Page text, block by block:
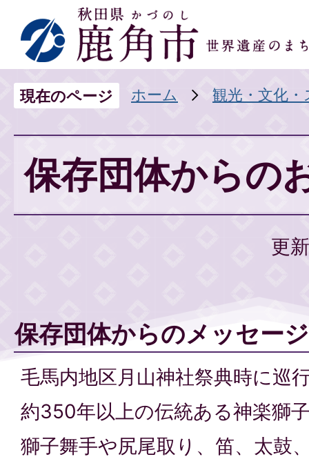
現在のページ ホーム 観光・文化
保存団体からの
更
保存団体からのメッセージ
毛馬内地区月山神社祭典時に巡
約350年以上の伝統ある神楽獅
獅子舞手や尻尾取り、笛、太鼓